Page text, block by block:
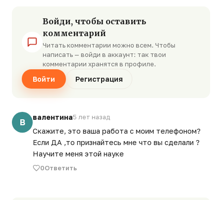
Войди, чтобы оставить
комментарий
Читать комментарии можно всем. Чтобы
написать — войди в аккаунт: так твои
комментарии хранятся в профиле.
Войти Регистрация
В
валентина5 лет назад
Скажите, это ваша работа с моим телефоном?
Если ДА ,то признайтесь мне что вы сделали ?
Научите меня этой науке
0Ответить